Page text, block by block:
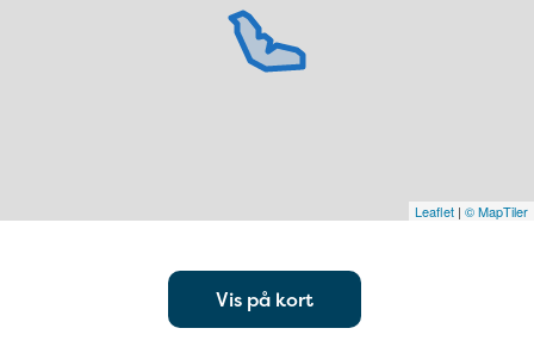
Leaflet | © MapTiler
Vis på kort